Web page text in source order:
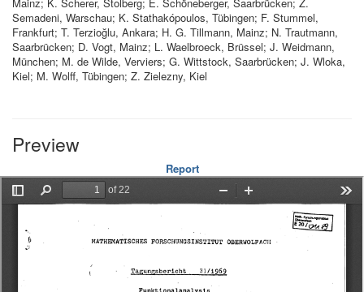
Semadeni, Warschau; K. Stathakópoulos, Tübingen; F. Stummel,
Frankfurt; T. Terzioğlu, Ankara; H. G. Tillmann, Mainz; N. Trautmann,
Saarbrücken; D. Vogt, Mainz; L. Waelbroeck, Brüssel; J. Weidmann,
München; M. de Wilde, Verviers; G. Wittstock, Saarbrücken; J. Wloka,
Kiel; M. Wolff, Tübingen; Z. Zielezny, Kiel
Preview
Report